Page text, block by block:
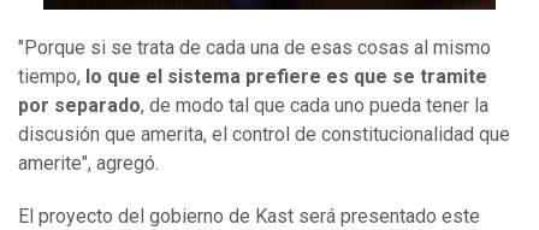
"Porque si se trata de cada una de esas cosas al mismo
tiempo, lo que el sistema prefiere es que se tramite
por separado, de modo tal que cada uno pueda tener la
discusión que amerita, el control de constitucionalidad que
amerite", agregó.
El proyecto del gobierno de Kast será presentado este